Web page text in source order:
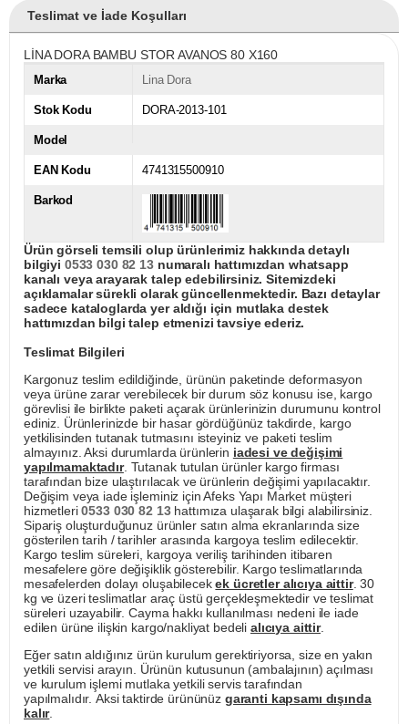
Teslimat ve İade Koşulları
LİNA DORA BAMBU STOR AVANOS 80 X160
Marka Lina Dora
Stok Kodu DORA-2013-101
Model
EAN Kodu 4741315500910
Barkod
Ürün görseli temsili olup ürünlerimiz hakkında detaylı
bilgiyi 0533 030 82 13numaralı hattımızdan whatsapp
kanalı veya arayarak talep edebilirsiniz. Sitemizdeki
açıklamalar sürekli olarak güncellenmektedir. Bazı detaylar
sadece kataloglarda yer aldığı için mutlaka destek
hattımızdan bilgi talep etmenizi tavsiye ederiz.
Teslimat Bilgileri
Kargonuz teslim edildiğinde, ürünün paketinde deformasyon
veya ürüne zarar verebilecek bir durum söz konusu ise, kargo
görevlisi ile birlikte paketi açarak ürünlerinizin durumunu kontrol
ediniz. Ürünlerinizde bir hasar gördüğünüz takdirde, kargo
yetkilisinden tutanak tutmasını isteyiniz ve paketi teslim
almayınız. Aksi durumlarda ürünlerin iadesi ve değişimi
yapılmamaktadır. Tutanak tutulan ürünler kargo firması
tarafından bize ulaştırılacak ve ürünlerin değişimi yapılacaktır.
Değişim veya iade işleminiz için Afeks Yapı Market müşteri
hizmetleri0533 030 82 13hattımıza ulaşarak bilgi alabilirsiniz.
Sipariş oluşturduğunuz ürünler satın alma ekranlarında size
gösterilen tarih / tarihler arasında kargoya teslim edilecektir.
Kargo teslim süreleri, kargoya veriliş tarihinden itibaren
mesafelere göre değişiklik gösterebilir. Kargo teslimatlarında
mesafelerden dolayı oluşabilecekek ücretler alıcıya aittir. 30
kg ve üzeri teslimatlar araç üstü gerçekleşmektedir ve teslimat
süreleri uzayabilir. Cayma hakkı kullanılması nedeni ile iade
edilen ürüne ilişkin kargo/nakliyat bedeli alıcıya aittir.
Eğer satın aldığınız ürün kurulum gerektiriyorsa, size en yakın
yetkili servisi arayın. Ürünün kutusunun (ambalajının) açılması
ve kurulum işlemi mutlaka yetkili servis tarafından
yapılmalıdır. Aksi taktirde ürününüz garanti kapsamı dışında
kalır.